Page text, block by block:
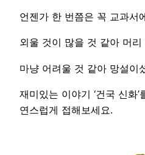
언젠가 한 번쯤은 꼭 교과서
외울 것이 많을 것 같아 머리
마냥 어려울 것 같아 망설이
재미있는 이야기 ‘건국 신화
연스럽게 접해보세요.